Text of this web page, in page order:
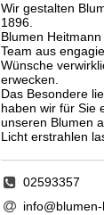
Wir gestalten
1896.
Blumen
Team aus
Wünsche
erwecken.
Das Besondere
haben wir für Sie
unseren Blumen
Licht erstrahlen
02593357